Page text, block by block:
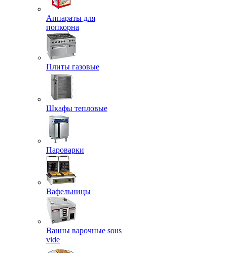
Аппараты для
попкорна
Плиты газовые
Шкафы тепловые
Пароварки
Вафельницы
Ванны варочные sous
vide